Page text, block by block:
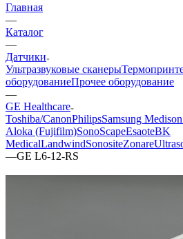
Главная
—
Каталог
—
Датчики
Ультразвуковые сканеры
оборудованиеПрочее оборудование
—
GE Healthcare
Toshiba/CanonPhilipsSamsung Medison
Aloka (Fujifilm)SonoScapeEsaoteBK
MedicalLandwindSonositeZonare
—GE L6-12-RS